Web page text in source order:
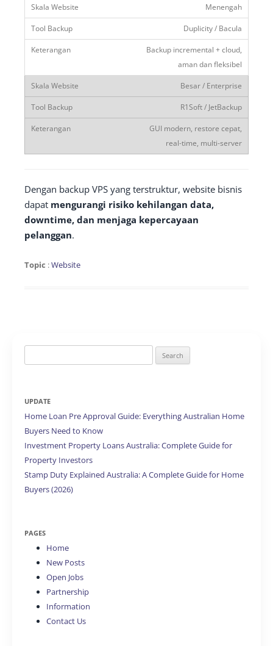
Menengah
Duplicity / Bacula
Backup incremental + cloud,
aman dan fleksibel
Besar / Enterprise
R1Soft / JetBackup
GUI modern, restore cepat,
real-time, multi-server
Dengan backup VPS yang terstruktur, website bisnis
dapat mengurangi risiko kehilangan data,
downtime, dan menjaga kepercayaan
pelanggan.
Topic :Website
for:
UPDATE
Home Loan Pre Approval Guide: Everything Australian Home
Buyers Need to Know
Investment Property Loans Australia: Complete Guide for
Property Investors
Stamp Duty Explained Australia: A Complete Guide for Home
Buyers (2026)
PAGES
Home
New Posts
Open Jobs
Partnership
Information
Contact Us